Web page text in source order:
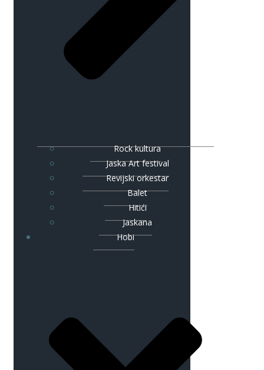
Rock kultura
Jaska Art festival
Revijski orkestar
Balet
Hitići
Jaskana
Hobi